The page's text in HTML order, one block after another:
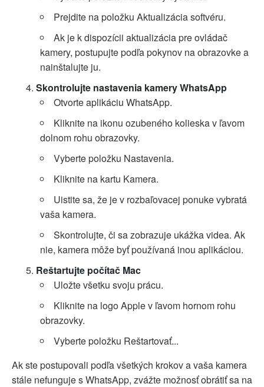
Prejdite na položku Aktualizácia softvéru.
Ak je k dispozícii aktualizácia pre ovládač
kamery, postupujte podľa pokynov na obrazovke a
nainštalujte ju.
Skontrolujte nastavenia kamery WhatsApp
Otvorte aplikáciu WhatsApp.
Kliknite na ikonu ozubeného kolieska v ľavom
dolnom rohu obrazovky.
Vyberte položku Nastavenia.
Kliknite na kartu Kamera.
Uistite sa, že je v rozbaľovacej ponuke vybratá
vaša kamera.
Skontrolujte, či sa zobrazuje ukážka videa. Ak
nie, kamera môže byť používaná inou aplikáciou.
Reštartujte počítač Mac
Uložte všetku svoju prácu.
Kliknite na logo Apple v ľavom hornom rohu
obrazovky.
Vyberte položku Reštartovať...
Ak ste postupovali podľa všetkých krokov a vaša kamera
stále nefunguje s WhatsApp, zvážte možnosť obrátiť sa na